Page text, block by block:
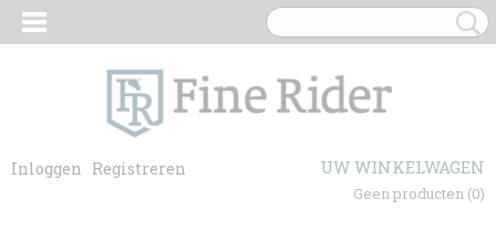
Inloggen Registreren UW WINKELWAGEN
Geen producten (0)